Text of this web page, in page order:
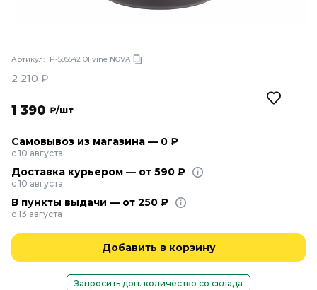
Артикул: P-595542 Olivine NOVA
2 210₽
1 390 ₽/шт
Самовывоз из магазина — 0 ₽
с 10 августа
Доставка курьером — от 590 ₽
с 10 августа
В пункты выдачи — от 250 ₽
с 13 августа
Добавить в корзину
Запросить доп. количество со склада